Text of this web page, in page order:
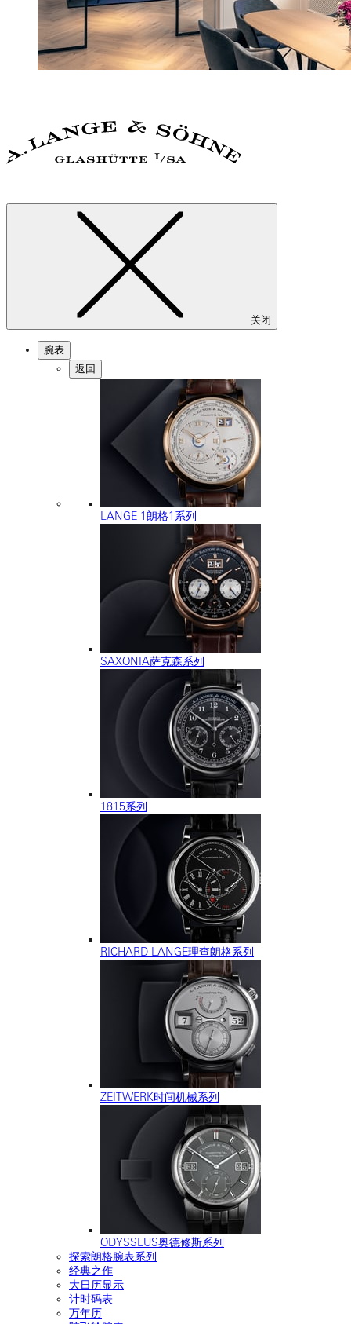
关闭
腕表
返回
LANGE 1朗格1系列
SAXONIA萨克森系列
1815系列
RICHARD LANGE理查朗格系列
ZEITWERK时间机械系列
ODYSSEUS奥德修斯系列
探索朗格腕表系列
经典之作
大日历显示
计时码表
万年历